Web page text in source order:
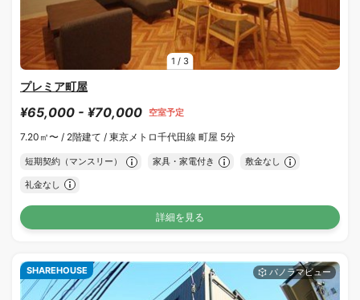
1 / 3
プレミア町屋
¥65,000 - ¥70,000 空室予定
7.20㎡〜 / 2階建て / 東京メトロ千代田線 町屋 5分
短期契約（マンスリー） 家具・家電付き 敷金なし
礼金なし
詳細を見る
SHAREHOUSE